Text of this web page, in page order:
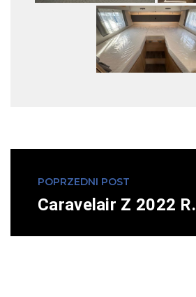
POPRZEDNI POST
Caravelair Z 2022 R.